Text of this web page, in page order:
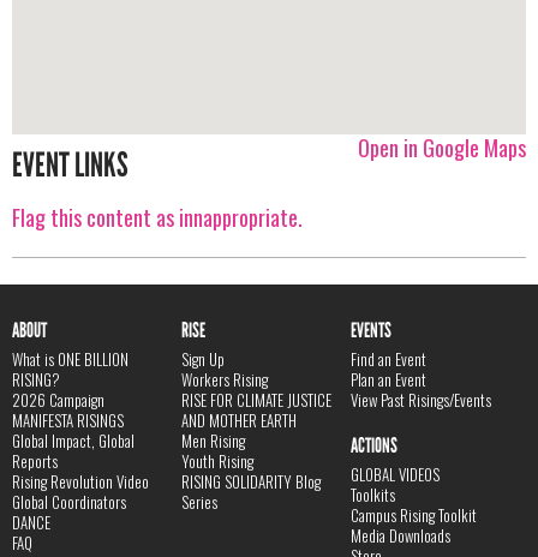
Open in Google Maps
EVENT LINKS
Flag this content as innappropriate.
ABOUT
What is ONE BILLION
RISING?
2026 Campaign
MANIFESTA RISINGS
Global Impact, Global
Reports
Rising Revolution Video
Global Coordinators
DANCE
FAQ
RISE
Sign Up
Workers Rising
RISE FOR CLIMATE JUSTICE
AND MOTHER EARTH
Men Rising
Youth Rising
RISING SOLIDARITY Blog
Series
EVENTS
Find an Event
Plan an Event
View Past Risings/Events
ACTIONS
GLOBAL VIDEOS
Toolkits
Campus Rising Toolkit
Media Downloads